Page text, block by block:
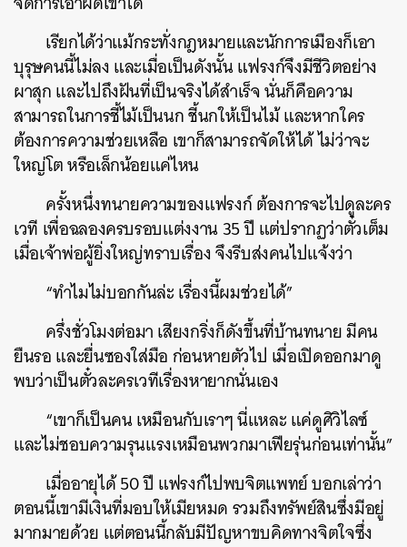
เรียกได้ว่าแม้กระทั่งกฎหมายและนักการเมืองก็เอา
บุรุษคนนี้ไม่ลง และเมื่อเป็นดังนั้น แฟรงก์จึงมีชีวิตอย่าง
ผาสุก และไปถึงฝันที่เป็นจริงได้สำเร็จ นั่นก็คือความ
สามารถในการชี้ไม้เป็นนก ชี้นกให้เป็นไม้ และหากใคร
ต้องการความช่วยเหลือ เขาก็สามารถจัดให้ได้ ไม่ว่าจะ
ใหญ่โต หรือเล็กน้อยแค่ไหน
ครั้งหนึ่งทนายความของแฟรงก์ ต้องการจะไปดูละคร
เวที เพื่อฉลองครบรอบแต่งงาน 35 ปี แต่ปรากฏว่าตั๋วเต็ม
เมื่อเจ้าพ่อผู้ยิ่งใหญ่ทราบเรื่อง จึงรีบส่งคนไปแจ้งว่า
“ทำไมไม่บอกกันล่ะ เรื่องนี้ผมช่วยได้”
ครึ่งชั่วโมงต่อมา เสียงกริ่งก็ดังขึ้นที่บ้านทนาย มีคน
ยืนรอ และยื่นซองใส่มือ ก่อนหายตัวไป เมื่อเปิดออกมาดู
พบว่าเป็นตั๋วละครเวทีเรื่องหายากนั่นเอง
“เขาก็เป็นคน เหมือนกับเราๆ นี่แหละ แค่ดูศิวิไลซ์
และไม่ชอบความรุนแรงเหมือนพวกมาเฟียรุ่นก่อนเท่านั้น”
เมื่ออายุได้ 50 ปี แฟรงก์ไปพบจิตแพทย์ บอกเล่าว่า
ตอนนี้เขามีเงินที่มอบให้เมียหมด รวมถึงทรัพย์สินซึ่งมีอยู่
มากมายด้วย แต่ตอนนี้กลับมีปัญหาขบคิดทางจิตใจซึ่ง